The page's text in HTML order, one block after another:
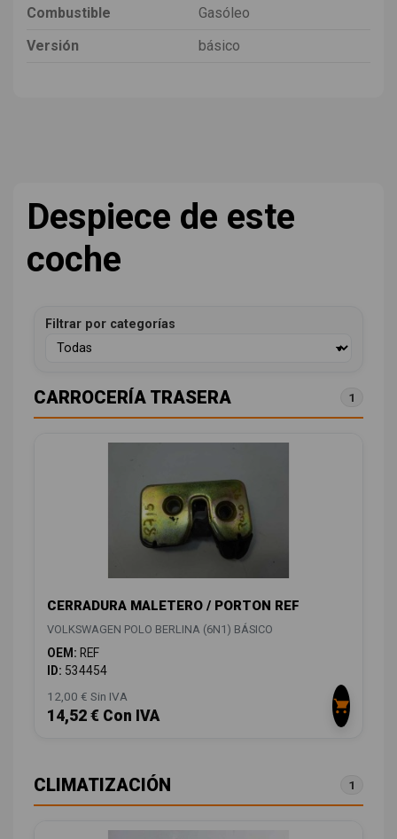
Combustible
Gasóleo
Versión
básico
Despiece de este
coche
Filtrar por categorías
CARROCERÍA TRASERA 1
CERRADURA MALETERO / PORTON REF
VOLKSWAGEN POLO BERLINA (6N1) BÁSICO
OEM: REF
ID: 534454
12,00 € Sin IVA
14,52 € Con IVA
CLIMATIZACIÓN 1